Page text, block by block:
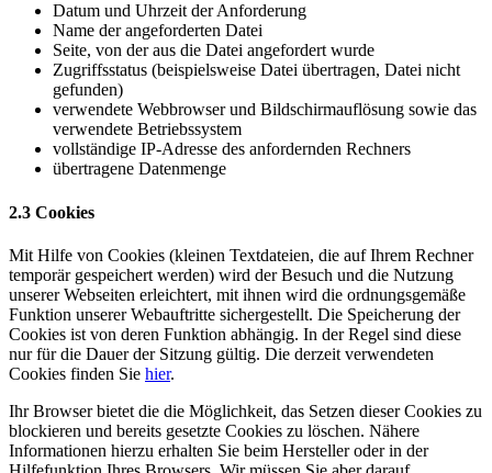
Datum und Uhrzeit der Anforderung
Name der angeforderten Datei
Seite, von der aus die Datei angefordert wurde
Zugriffsstatus (beispielsweise Datei übertragen, Datei nicht
gefunden)
verwendete Webbrowser und Bildschirmauflösung sowie das
verwendete Betriebssystem
vollständige IP-Adresse des anfordernden Rechners
übertragene Datenmenge
2.3 Cookies
Mit Hilfe von Cookies (kleinen Textdateien, die auf Ihrem Rechner
temporär gespeichert werden) wird der Besuch und die Nutzung
unserer Webseiten erleichtert, mit ihnen wird die ordnungsgemäße
Funktion unserer Webauftritte sichergestellt. Die Speicherung der
Cookies ist von deren Funktion abhängig. In der Regel sind diese
nur für die Dauer der Sitzung gültig. Die derzeit verwendeten
Cookies finden Sie hier.
Ihr Browser bietet die die Möglichkeit, das Setzen dieser Cookies zu
blockieren und bereits gesetzte Cookies zu löschen. Nähere
Informationen hierzu erhalten Sie beim Hersteller oder in der